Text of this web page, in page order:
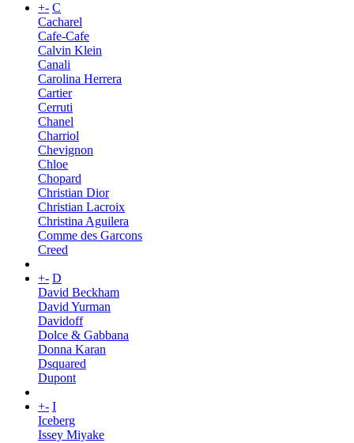
+- C
Cacharel
Cafe-Cafe
Calvin Klein
Canali
Carolina Herrera
Cartier
Cerruti
Chanel
Charriol
Chevignon
Chloe
Chopard
Christian Dior
Christian Lacroix
Christina Aguilera
Comme des Garcons
Creed
+- D
David Beckham
David Yurman
Davidoff
Dolce & Gabbana
Donna Karan
Dsquared
Dupont
+- I
Iceberg
Issey Miyake